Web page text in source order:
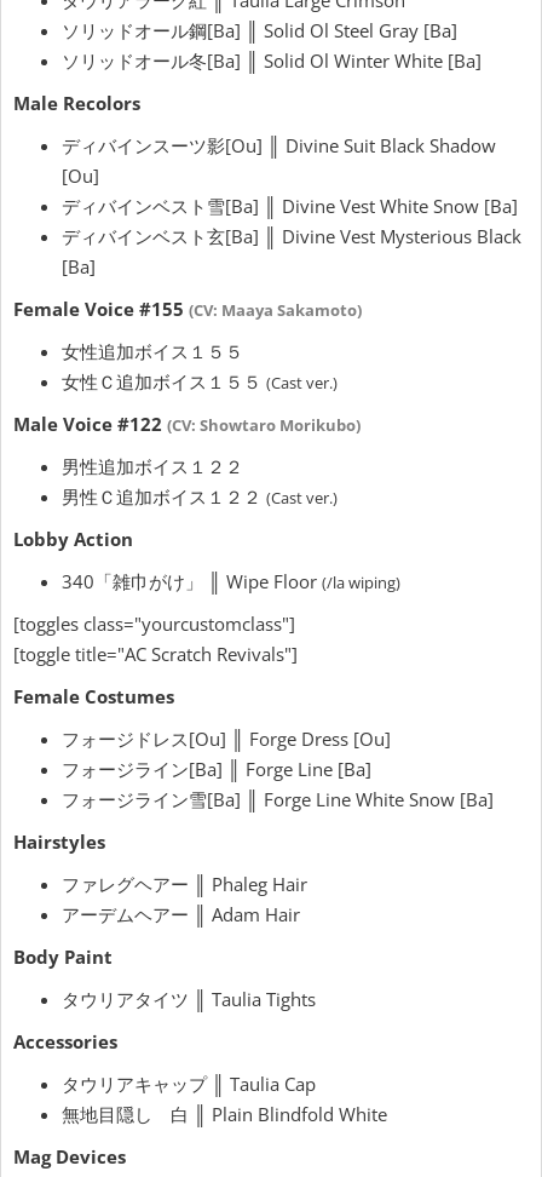
ソリッドオール鋼[Ba] ║ Solid Ol Steel Gray [Ba]
ソリッドオール冬[Ba] ║ Solid Ol Winter White [Ba]
Male Recolors
ディバインスーツ影[Ou] ║ Divine Suit Black Shadow
[Ou]
ディバインベスト雪[Ba] ║ Divine Vest White Snow [Ba]
ディバインベスト玄[Ba] ║ Divine Vest Mysterious Black
[Ba]
Female Voice #155 (CV: Maaya Sakamoto)
女性追加ボイス１５５
女性Ｃ追加ボイス１５５ (Cast ver.)
Male Voice #122 (CV: Showtaro Morikubo)
男性追加ボイス１２２
男性Ｃ追加ボイス１２２ (Cast ver.)
Lobby Action
340「雑巾がけ」 ║ Wipe Floor (/la wiping)
[toggles class="yourcustomclass"]
[toggle title="AC Scratch Revivals"]
Female Costumes
フォージドレス[Ou] ║ Forge Dress [Ou]
フォージライン[Ba] ║ Forge Line [Ba]
フォージライン雪[Ba] ║ Forge Line White Snow [Ba]
Hairstyles
ファレグヘアー ║ Phaleg Hair
アーデムヘアー ║ Adam Hair
Body Paint
タウリアタイツ ║ Taulia Tights
Accessories
タウリアキャップ ║ Taulia Cap
無地目隠し 白 ║ Plain Blindfold White
Mag Devices